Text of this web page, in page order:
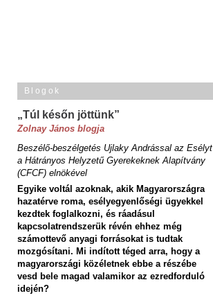
Blogok
„Túl későn jöttünk”
Zolnay János blogja
Beszélő-beszélgetés Ujlaky Andrással az Esélyt
a Hátrányos Helyzetű Gyerekeknek Alapítvány
(CFCF) elnökével
Egyike voltál azoknak, akik Magyarországra
hazatérve roma, esélyegyenlőségi ügyekkel
kezdtek foglalkozni, és ráadásul
kapcsolatrendszerük révén ehhez még
számottevő anyagi forrásokat is tudtak
mozgósítani. Mi indított téged arra, hogy a
magyarországi közéletnek ebbe a részébe
vesd bele magad valamikor az ezredforduló
idején?